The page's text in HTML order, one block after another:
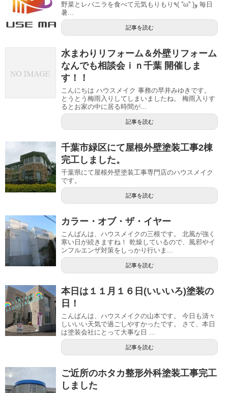
野菜とレバニラを食べて元気もりもり٩( ''ω'' )و 毎日
暑...
記事を読む
水まわりリフォーム＆外壁リフォーム
なんでも相談会ｉｎ千葉 開催しま
す！！
こんにちは ハウスメイク 事務の早井みゆきです。
とうとう梅雨入りしてしまいましたね。 梅雨入りす
るとお家の中に居る時間が...
記事を読む
千葉市緑区にて屋根外壁塗装工事2棟
完工しました。
千葉県にて屋根外壁塗装工事専門店のハウスメイク
です。
記事を読む
カラー・オブ・ザ・イヤー
こんばんは、ハウスメイクの三根です。 北風が強く
寒い日が続きますね！ 乾燥しているので、風邪やイ
ンフルエンザ対策をしっかり行いま...
記事を読む
本日は１１月１６日(いいいろ)塗装の
日！
こんばんは、ハウスメイクの山本です。 今日も清々
しいいい天気で過ごしやすかったです。 さて、本日
は塗装会社にとって大事な日 ...
記事を読む
ご近所のホタカ整形外科塗装工事完工
しました